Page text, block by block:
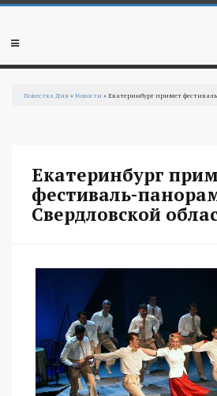
Перейти к основному содержанию
Мобильное
Повестка Дня »Новости » Екатеринбург примет
Екатеринбург
фестиваль-
Свердловской